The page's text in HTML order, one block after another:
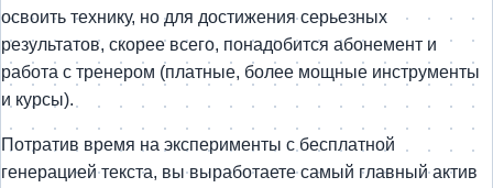
освоить технику, но для достижения серьезных
результатов, скорее всего, понадобится абонемент и
работа с тренером (платные, более мощные инструменты
и курсы).
Потратив время на эксперименты с бесплатной
генерацией текста, вы выработаете самый главный актив